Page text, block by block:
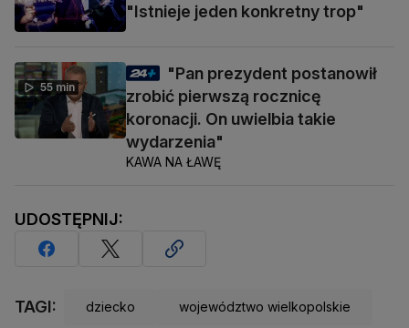
"Istnieje jeden konkretny trop"
55 min
"Pan prezydent postanowił
zrobić pierwszą rocznicę
koronacji. On uwielbia takie
wydarzenia"
KAWA NA ŁAWĘ
UDOSTĘPNIJ:
TAGI: dziecko województwo wielkopolskie